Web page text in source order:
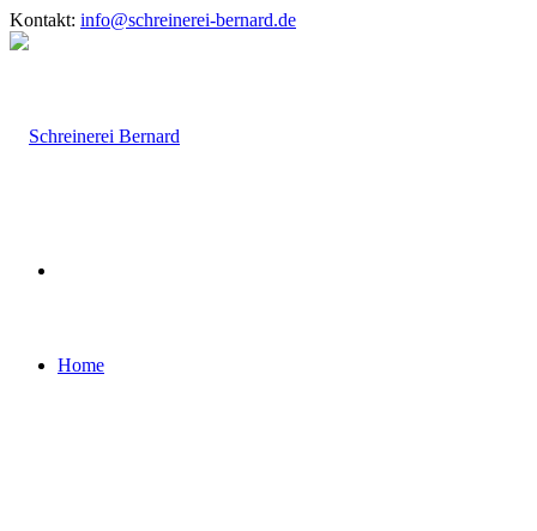
Kontakt: info@schreinerei-bernard.de
Home